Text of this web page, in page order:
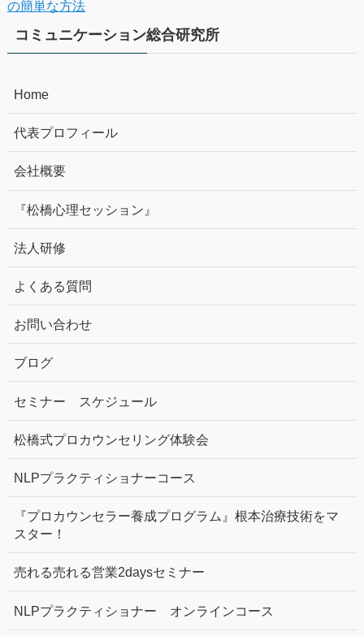
の簡単な方法
コミュニケーション総合研究所
Home
代表プロフィール
会社概要
『松橋心理セッション』
法人研修
よくある質問
お問い合わせ
ブログ
セミナー スケジュール
松橋式プロカウンセリング体験会
NLPプラクティショナーコース
『プロカウンセラー養成プログラム』根本治療技術をマ
スター！
売れる売れる営業2daysセミナー
NLPプラクティショナー オンラインコース